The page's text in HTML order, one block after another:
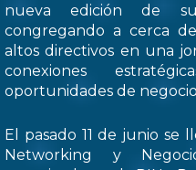
nueva edición de su
congregando a cerca
altos directivos en una
conexiones
oportunidades de
El pasado 11 de junio se
Networking y